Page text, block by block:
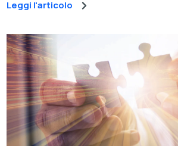
Leggi l'articolo